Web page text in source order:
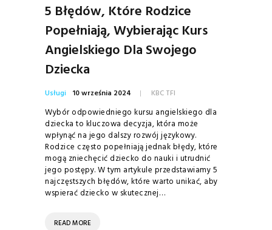
5 Błędów, Które Rodzice
Popełniają, Wybierając Kurs
Angielskiego Dla Swojego
Dziecka
Usługi 10 września 2024 KBC TFI
Wybór odpowiedniego kursu angielskiego dla
dziecka to kluczowa decyzja, która może
wpłynąć na jego dalszy rozwój językowy.
Rodzice często popełniają jednak błędy, które
mogą zniechęcić dziecko do nauki i utrudnić
jego postępy. W tym artykule przedstawiamy 5
najczęstszych błędów, które warto unikać, aby
wspierać dziecko w skutecznej…
READ MORE